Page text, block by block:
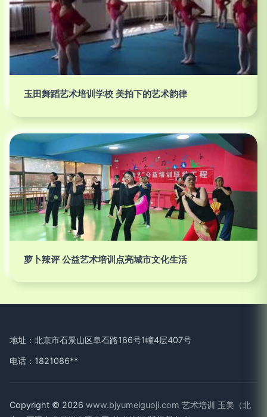
玉田舞蹈艺术培训学校 美拍下的艺术韵律
萝卜辣评 公益艺术培训点亮城市文化生活
地址：北京市石景山区阜石路166号1幢4层407号
电话：1821086**
Copyright © 2026 www.bjyumeiguoji.com 艺术培训 玉美（北